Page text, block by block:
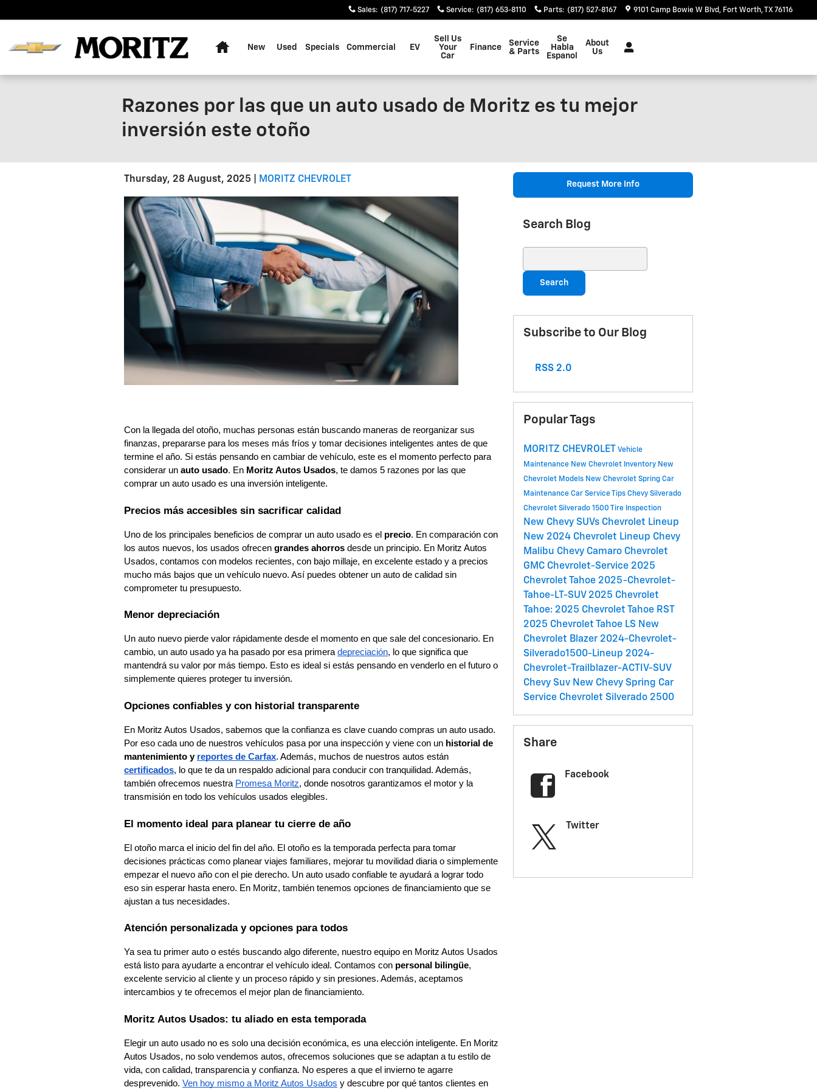
Sales: (817) 717-5227 Service: (817) 653-8110 Parts: (817) 527-8167 9101 Camp Bowie W Blvd Fort Worth,TX 76116
New Used Specials Commercial EV
Sell Us
Your
Car
Finance
Service
& Parts
Se
Habla
Espanol
About
Us
Razones por las que un auto usado de Moritz es tu mejor
inversión este otoño
Thursday, 28 August, 2025 MORITZ CHEVROLET
Con la llegada del otoño, muchas personas están buscando maneras de reorganizar sus
finanzas, prepararse para los meses más fríos y tomar decisiones inteligentes antes de que
termine el año. Si estás pensando en cambiar de vehículo, este es el momento perfecto para
considerar un auto usado. En Moritz Autos Usados, te damos 5 razones por las que
comprar un auto usado es una inversión inteligente.
Precios más accesibles sin sacrificar calidad
Uno de los principales beneficios de comprar un auto usado es el precio. En comparación con
los autos nuevos, los usados ofrecen grandes ahorros desde un principio. En Moritz Autos
Usados, contamos con modelos recientes, con bajo millaje, en excelente estado y a precios
mucho más bajos que un vehículo nuevo. Así puedes obtener un auto de calidad sin
comprometer tu presupuesto.
Menor depreciación
Un auto nuevo pierde valor rápidamente desde el momento en que sale del concesionario. En
cambio, un auto usado ya ha pasado por esa primeradepreciación, lo que significa que
mantendrá su valor por más tiempo. Esto es ideal si estás pensando en venderlo en el futuro o
simplemente quieres proteger tu inversión.
Opciones confiables y con historial transparente
En Moritz Autos Usados, sabemos que la confianza es clave cuando compras un auto usado.
Por eso cada uno de nuestros vehículos pasa por una inspección y viene con un historial de
mantenimiento y reportes de Carfax. Además, muchos de nuestros autos están
certificados, lo que te da un respaldo adicional para conducir con tranquilidad. Además,
también ofrecemos nuestra Promesa Moritz, donde nosotros garantizamos el motor y la
transmisión en todo los vehículos usados elegibles.
El momento ideal para planear tu cierre de año
El otoño marca el inicio del fin del año. El otoño es la temporada perfecta para tomar
decisiones prácticas como planear viajes familiares, mejorar tu movilidad diaria o simplemente
empezar el nuevo año con el pie derecho. Un auto usado confiable te ayudará a lograr todo
eso sin esperar hasta enero. En Moritz, también tenemos opciones de financiamiento que se
ajustan a tus necesidades.
Atención personalizada y opciones para todos
Ya sea tu primer auto o estés buscando algo diferente, nuestro equipo en Moritz Autos Usados
está listo para ayudarte a encontrar el vehículo ideal. Contamos con personal bilingüe,
excelente servicio al cliente y un proceso rápido y sin presiones. Además, aceptamos
intercambios y te ofrecemos el mejor plan de financiamiento.
Moritz Autos Usados: tu aliado en esta temporada
Elegir un auto usado no es solo una decisión económica, es una elección inteligente. En Moritz
Autos Usados, no solo vendemos autos, ofrecemos soluciones que se adaptan a tu estilo de
vida, con calidad, transparencia y confianza. No esperes a que el invierno te agarre
desprevenido. Ven hoy mismo a Moritz Autos Usados y descubre por qué tantos clientes en
Request More Info
Search Blog
Search
Subscribe to Our Blog
RSS 2.0
Popular Tags
MORITZ CHEVROLET
Vehicle
Maintenance New Chevrolet Inventory New
Chevrolet Models New Chevrolet Spring Car
Maintenance Car Service Tips Chevy Silverado
Chevrolet Silverado 1500 Tire Inspection
New Chevy SUVs Chevrolet Lineup
New 2024 Chevrolet Lineup Chevy
Malibu Chevy Camaro Chevrolet
GMC Chevrolet-Service 2025
Chevrolet Tahoe 2025-Chevrolet-
Tahoe-LT-SUV 2025 Chevrolet
Tahoe: 2025 Chevrolet Tahoe RST
2025 Chevrolet Tahoe LS New
Chevrolet Blazer 2024-Chevrolet-
Silverado1500-Lineup 2024-
Chevrolet-Trailblazer-ACTIV-SUV
Chevy Suv New Chevy Spring Car
Service Chevrolet Silverado 2500
Share
Facebook
Twitter